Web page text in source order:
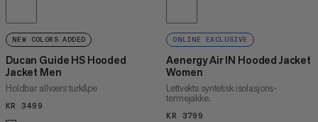
NEW COLORS ADDED
Ducan Guide HS Hooded
Jacket Men
Holdbar allværs turkåpe
KR 3499
ONLINE EXCLUSIVE
Aenergy Air IN Hooded Jacket
Women
Lettvekts syntetisk isolasjons-
termejakke.
KR 3799